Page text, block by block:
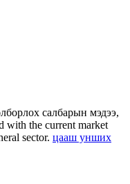
салбарын мэдээ,
with the current market
sector. цааш унших